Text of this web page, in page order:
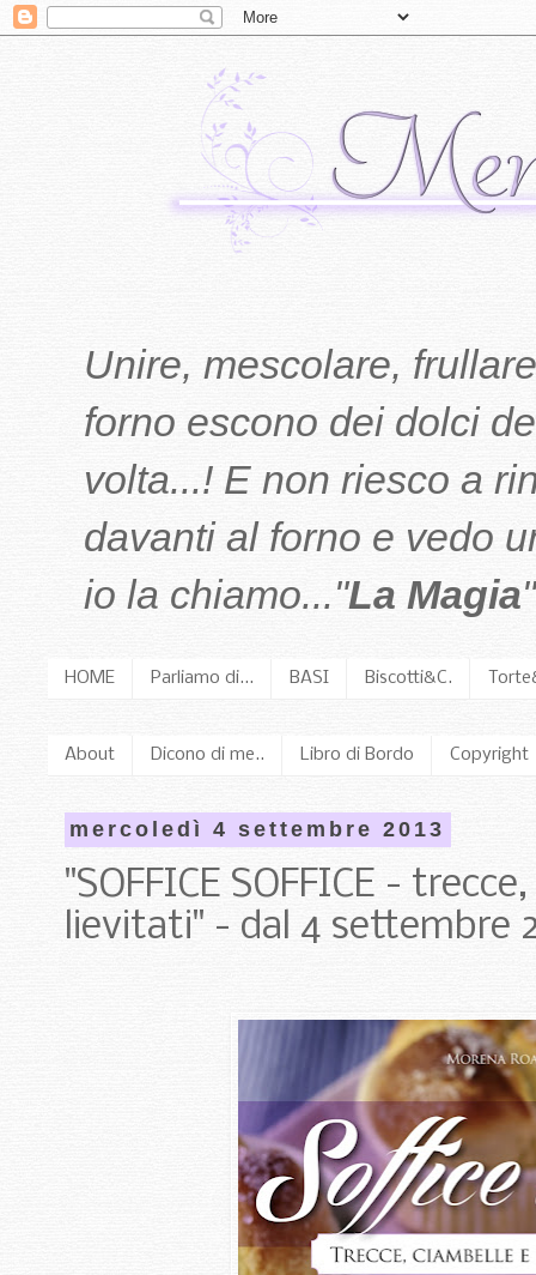
Unire, mescolare,
forno escono dei dolci
volta...! E non riesco a
davanti al forno e vedo
io la chiamo..."La Magia
HOME Parliamo di... BASI Biscotti&C.
About Dicono di me.. Libro di Bordo Copyright
mercoledì 4 settembre 2013
"SOFFICE SOFFICE -
lievitati" - dal 4 settembre